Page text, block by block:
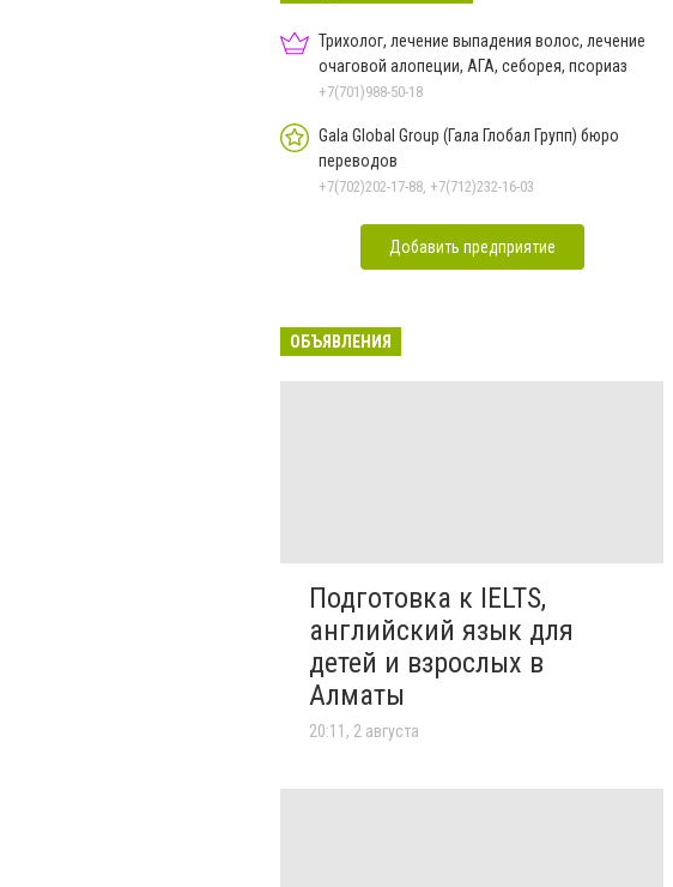
Трихолог, лечение выпадения волос, лечение
очаговой алопеции, АГА, себорея, псориаз
+7(701)988-50-18
Gala Global Group (Гала Глобал Групп) бюро
переводов
+7(702)202-17-88, +7(712)232-16-03
Добавить предприятие
ОБЪЯВЛЕНИЯ
Подготовка к IELTS,
английский язык для
детей и взрослых в
Алматы
20:11, 2 августа